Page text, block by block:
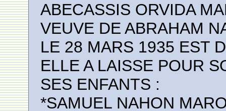
ABECASSIS ORVIDA
VEUVE DE ABRAHAM
LE 28 MARS 1935 EST
ELLE A LAISSE POUR
SES ENFANTS :
*SAMUEL NAHON